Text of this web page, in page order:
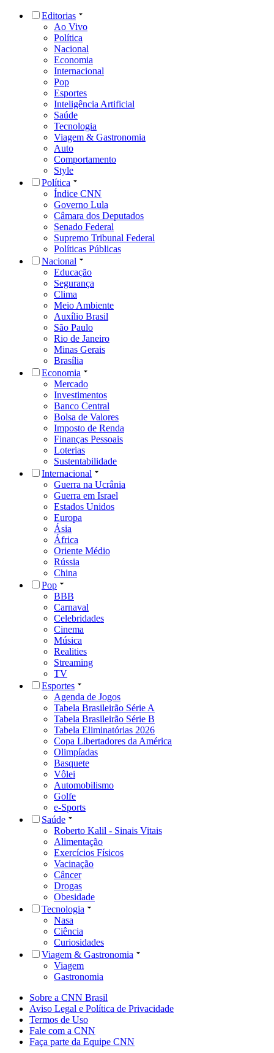
Editorias
Ao Vivo
Política
Nacional
Economia
Internacional
Pop
Esportes
Inteligência Artificial
Saúde
Tecnologia
Viagem & Gastronomia
Auto
Comportamento
Style
Política
Índice CNN
Governo Lula
Câmara dos Deputados
Senado Federal
Supremo Tribunal Federal
Políticas Públicas
Nacional
Educação
Segurança
Clima
Meio Ambiente
Auxílio Brasil
São Paulo
Rio de Janeiro
Minas Gerais
Brasília
Economia
Mercado
Investimentos
Banco Central
Bolsa de Valores
Imposto de Renda
Finanças Pessoais
Loterias
Sustentabilidade
Internacional
Guerra na Ucrânia
Guerra em Israel
Estados Unidos
Europa
Ásia
África
Oriente Médio
Rússia
China
Pop
BBB
Carnaval
Celebridades
Cinema
Música
Realities
Streaming
TV
Esportes
Agenda de Jogos
Tabela Brasileirão Série A
Tabela Brasileirão Série B
Tabela Eliminatórias 2026
Copa Libertadores da América
Olimpíadas
Basquete
Vôlei
Automobilismo
Golfe
e-Sports
Saúde
Roberto Kalil - Sinais Vitais
Alimentação
Exercícios Físicos
Vacinação
Câncer
Drogas
Obesidade
Tecnologia
Nasa
Ciência
Curiosidades
Viagem & Gastronomia
Viagem
Gastronomia
Sobre a CNN Brasil
Aviso Legal e Política de Privacidade
Termos de Uso
Fale com a CNN
Faça parte da Equipe CNN